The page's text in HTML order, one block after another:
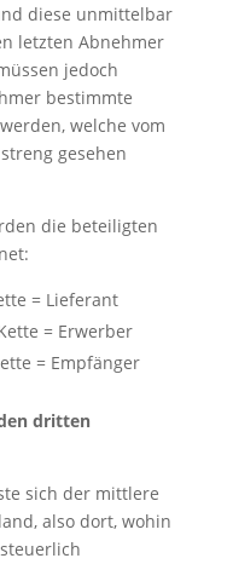
diese unmittelbar
letzten Abnehmer
jedoch
bestimmte
welche vom
gesehen
die beteiligten
= Lieferant
= Erwerber
= Empfänger
dritten
sich der mittlere
also dort, wohin